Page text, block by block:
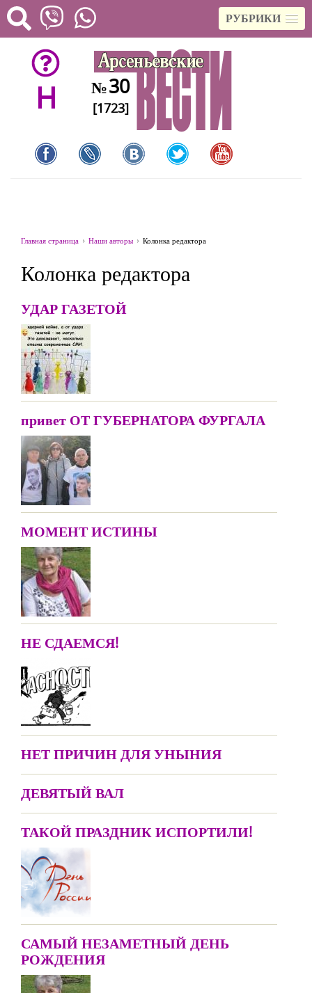
РУБРИКИ
H №30
[1723]
Главная страница Наши авторы Колонка редактора
Колонка редактора
УДАР ГАЗЕТОЙ
привет ОТ ГУБЕРНАТОРА ФУРГАЛА
МОМЕНТ ИСТИНЫ
НЕ СДАЕМСЯ!
НЕТ ПРИЧИН ДЛЯ УНЫНИЯ
ДЕВЯТЫЙ ВАЛ
ТАКОЙ ПРАЗДНИК ИСПОРТИЛИ!
САМЫЙ НЕЗАМЕТНЫЙ ДЕНЬ
РОЖДЕНИЯ